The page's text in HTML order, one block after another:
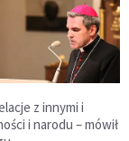
z innymi i
i narodu – mówił